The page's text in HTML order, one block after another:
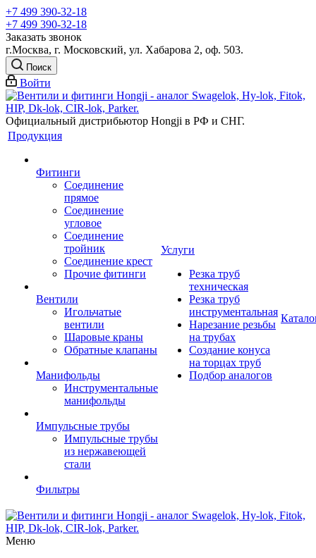
+7 499 390-32-18
+7 499 390-32-18
Заказать звонок
г.Москва, г. Московский, ул. Хабарова 2, оф. 503.
Поиск
Войти
Официальный дистрибьютор Hongji в РФ и СНГ.
Продукция
Фитинги
Соединение
прямое
Соединение
угловое
Соединение
тройник
Соединение крест
Прочие фитинги
Вентили
Игольчатые
вентили
Шаровые краны
Обратные клапаны
Манифольды
Инструментальные
манифольды
Импульсные трубы
Импульсные трубы
из нержавеющей
стали
Фильтры
Услуги
Резка труб
техническая
Резка труб
инструментальная
Нарезание резьбы
на трубах
Создание конуса
на торцах труб
Подбор аналогов
Меню